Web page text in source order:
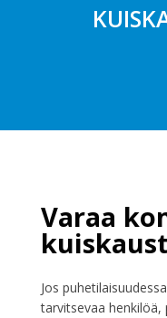
Varaa
Jos
tarvitsevaa henkilöä,